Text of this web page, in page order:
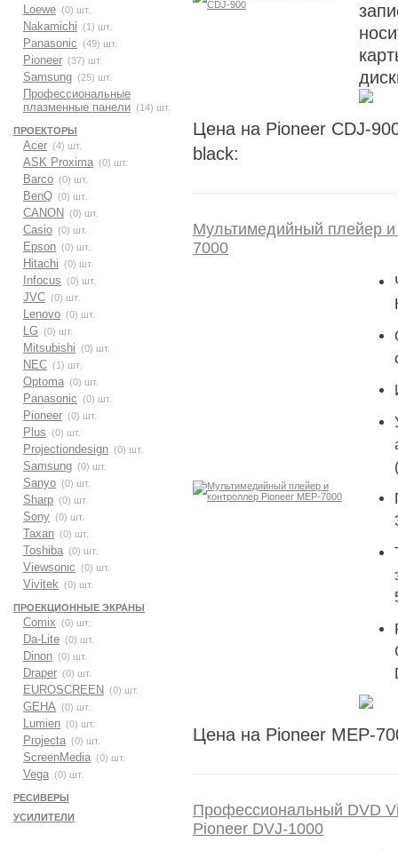
Loewe (0) шт.
Nakamichi (1) шт.
Panasonic (49) шт.
Pioneer (37) шт.
Samsung (25) шт.
Профессиональные
плазменные панели (14) шт.
ПРОЕКТОРЫ
Acer (4) шт.
ASK Proxima (0) шт.
Barco (0) шт.
BenQ (0) шт.
CANON (0) шт.
Casio (0) шт.
Epson (0) шт.
Hitachi (0) шт.
Infocus (0) шт.
JVC (0) шт.
Lenovo (0) шт.
LG (0) шт.
Mitsubishi (0) шт.
NEC (1) шт.
Optoma (0) шт.
Panasonic (0) шт.
Pioneer (0) шт.
Plus (0) шт.
Projectiondesign (0) шт.
Samsung (0) шт.
Sanyo (0) шт.
Sharp (0) шт.
Sony (0) шт.
Taxan (0) шт.
Toshiba (0) шт.
Viewsonic (0) шт.
Vivitek (0) шт.
ПРОЕКЦИОННЫЕ ЭКРАНЫ
Comix (0) шт.
Da-Lite (0) шт.
Dinon (0) шт.
Draper (0) шт.
EUROSCREEN (0) шт.
GEHA (0) шт.
Lumien (0) шт.
Projecta (0) шт.
ScreenMedia (0) шт.
Vega (0) шт.
РЕСИВЕРЫ
УСИЛИТЕЛИ
Цена на Pioneer CDJ-
black:
Мультимедийный плейер
7000
Цена на Pioneer MEP-
Профеcсиональный DVD
Pioneer DVJ-1000